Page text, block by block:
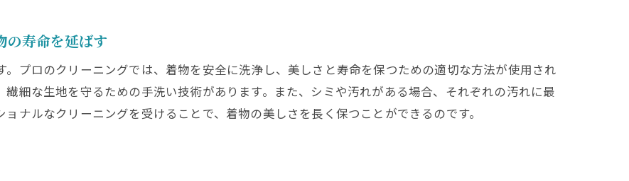
対策の専門知識と技術
を長く保つために必要なプロのクリーニングサービス
価値を保つための定期的なクリーニング
手によるクリーニングで着物を守る
の寿命を延ばす
プロのクリーニングでは、着物を安全に洗浄し、美しさと寿命を保つための適切な方法が使用され
細な生地を守るための手洗い技術があります。また、シミや汚れがある場合、それぞれの汚れに最
ナルなクリーニングを受けることで、着物の美しさを長く保つことができるのです。